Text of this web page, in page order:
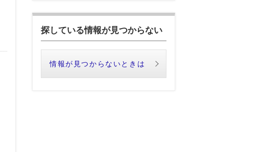
探している情報が見つからない
情報が見つからないときは